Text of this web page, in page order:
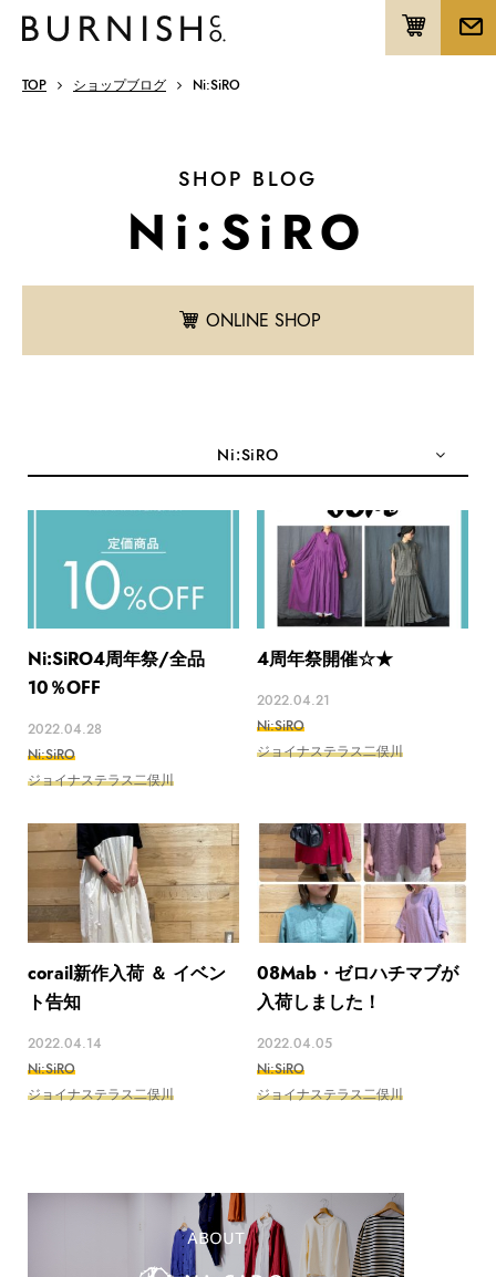
TOP ショップブログ Ni:SiRO
SHOP BLOG
Ni:SiRO
ONLINE SHOP
Ni:SiRO
Ni:SiRO4周年祭/全品
10％OFF
2022.04.28
Ni:SiRO
ジョイナステラス二俣川
4周年祭開催☆★
2022.04.21
Ni:SiRO
ジョイナステラス二俣川
corail新作入荷 ＆ イベン
ト告知
2022.04.14
Ni:SiRO
ジョイナステラス二俣川
08Mab・ゼロハチマブが
入荷しました！
2022.04.05
Ni:SiRO
ジョイナステラス二俣川